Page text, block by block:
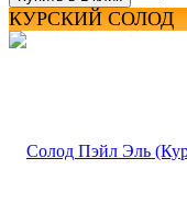
КУРСКИЙ СОЛОД